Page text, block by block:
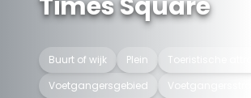
Buurt of wijk Plein
Toeristische
Voetgangersgebied